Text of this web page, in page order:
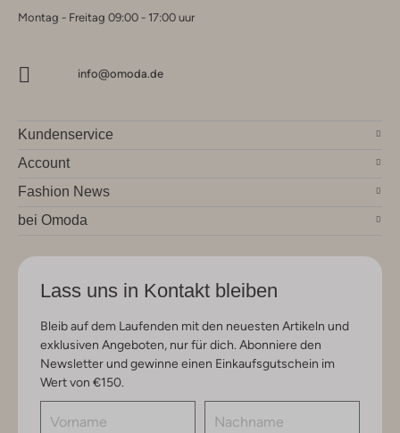
Montag - Freitag 09:00 - 17:00 uur
info@omoda.de
Kundenservice
Account
Fashion News
bei Omoda
Lass uns in Kontakt bleiben
Bleib auf dem Laufenden mit den neuesten Artikeln und
exklusiven Angeboten, nur für dich. Abonniere den
Newsletter und gewinne einen Einkaufsgutschein im
Wert von €150.